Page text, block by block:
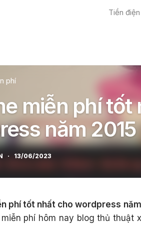
Tiền
phí
miễn phí tốt
năm 2015
· 13/06/2023
phí tốt nhất cho wordpress
phí hôm nay blog thủ thuật